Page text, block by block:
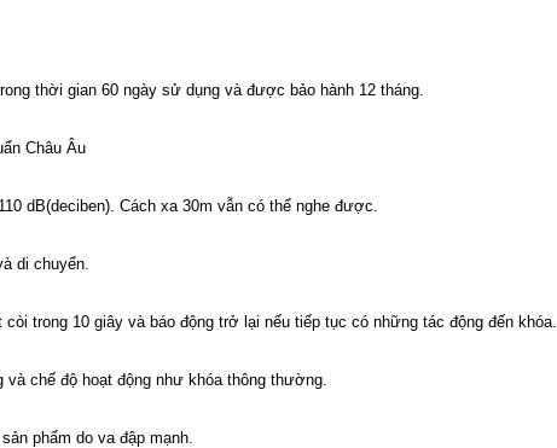
thời gian 60 ngày sử dụng và được bảo hành 12 tháng.
Châu Âu
dB(deciben). Cách xa 30m vẫn có thể nghe được.
di chuyển.
trong 10 giây và báo động trở lại nếu tiếp tục có những tác động đến khóa.
và chế độ hoạt động như khóa thông thường.
phẩm do va đập mạnh.